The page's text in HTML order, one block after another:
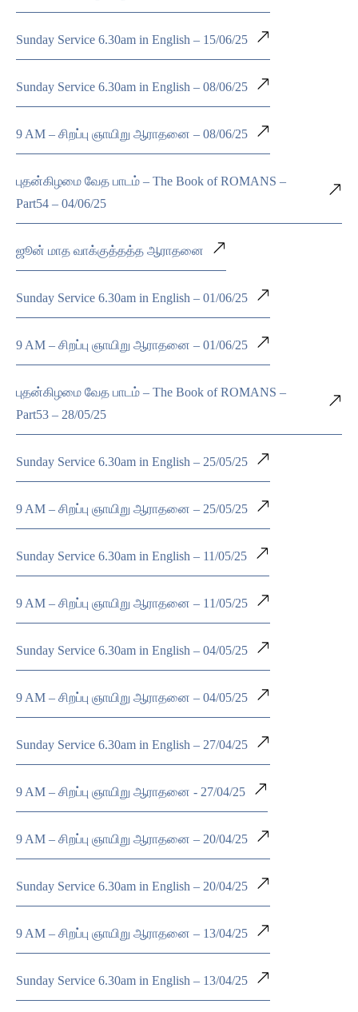
Sunday Service 6.30am in English – 15/06/25
Sunday Service 6.30am in English – 08/06/25
9 AM – சிறப்பு ஞாயிறு ஆராதனை – 08/06/25
புதன்கிழமை வேத பாடம் – The Book of ROMANS –
Part54 – 04/06/25
ஜூன் மாத வாக்குத்தத்த ஆராதனை
Sunday Service 6.30am in English – 01/06/25
9 AM – சிறப்பு ஞாயிறு ஆராதனை – 01/06/25
புதன்கிழமை வேத பாடம் – The Book of ROMANS –
Part53 – 28/05/25
Sunday Service 6.30am in English – 25/05/25
9 AM – சிறப்பு ஞாயிறு ஆராதனை – 25/05/25
Sunday Service 6.30am in English – 11/05/25
9 AM – சிறப்பு ஞாயிறு ஆராதனை – 11/05/25
Sunday Service 6.30am in English – 04/05/25
9 AM – சிறப்பு ஞாயிறு ஆராதனை – 04/05/25
Sunday Service 6.30am in English – 27/04/25
9 AM – சிறப்பு ஞாயிறு ஆராதனை - 27/04/25
9 AM – சிறப்பு ஞாயிறு ஆராதனை – 20/04/25
Sunday Service 6.30am in English – 20/04/25
9 AM – சிறப்பு ஞாயிறு ஆராதனை – 13/04/25
Sunday Service 6.30am in English – 13/04/25